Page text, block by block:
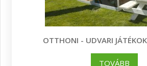
OTTHONI - UDVARI
TOVÁBB